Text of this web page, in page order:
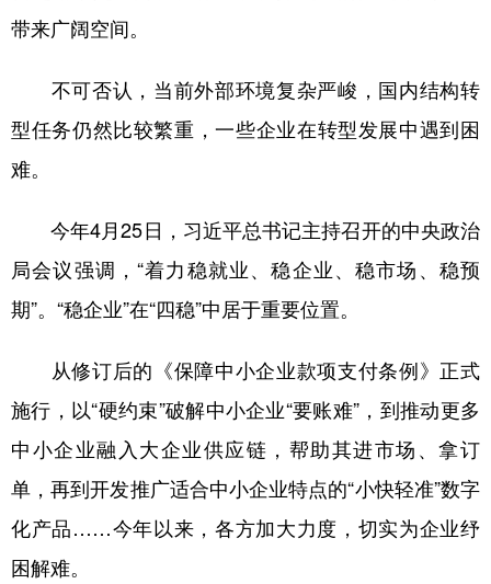
带来广阔空间。
不可否认，当前外部环境复杂严峻，国内结构转
型任务仍然比较繁重，一些企业在转型发展中遇到困
难。
今年4月25日，习近平总书记主持召开的中央政治
局会议强调，“着力稳就业、稳企业、稳市场、稳预
期”。“稳企业”在“四稳”中居于重要位置。
从修订后的《保障中小企业款项支付条例》正式
施行，以“硬约束”破解中小企业“要账难”，到推动更多
中小企业融入大企业供应链，帮助其进市场、拿订
单，再到开发推广适合中小企业特点的“小快轻准”数字
化产品……今年以来，各方加大力度，切实为企业纾
困解难。